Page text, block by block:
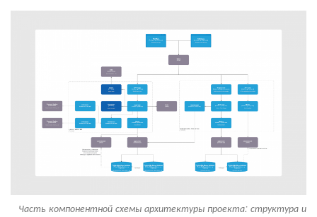
Часть компонентной схемы архитектуры проекта: структура и